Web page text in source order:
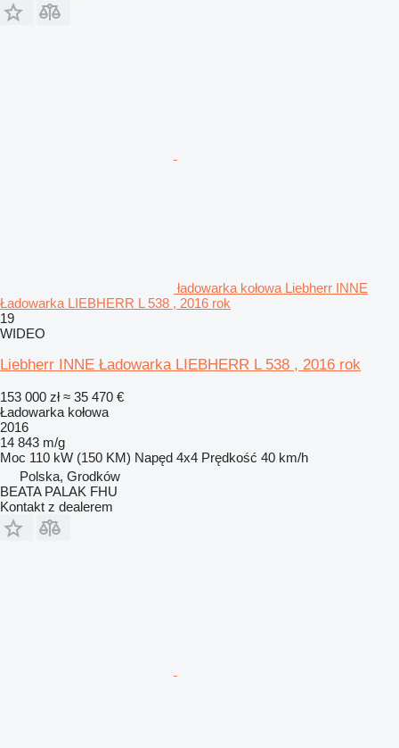
ładowarka kołowa Liebherr INNE
Ładowarka LIEBHERR L 538 , 2016 rok
19
WIDEO
Liebherr INNE Ładowarka LIEBHERR L 538 , 2016 rok
153 000 zł ≈ 35 470 €
Ładowarka kołowa
2016
14 843 m/g
Moc 110 kW (150 KM) Napęd 4x4 Prędkość 40 km/h
Polska, Grodków
BEATA PALAK FHU
Kontakt z dealerem